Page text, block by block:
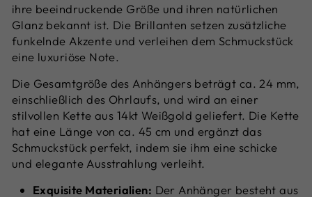
ihre beeindruckende Größe und ihren natürlichen
Glanz bekannt ist. Die Brillanten setzen zusätzliche
funkelnde Akzente und verleihen dem Schmuckstück
eine luxuriöse Note.
Die Gesamtgröße des Anhängers beträgt ca. 24 mm,
einschließlich des Ohrlaufs, und wird an einer
stilvollen Kette aus 14kt Weißgold geliefert. Die Kette
hat eine Länge von ca. 45 cm und ergänzt das
Schmuckstück perfekt, indem sie ihm eine schicke
und elegante Ausstrahlung verleiht.
Exquisite Materialien: Der Anhänger besteht aus